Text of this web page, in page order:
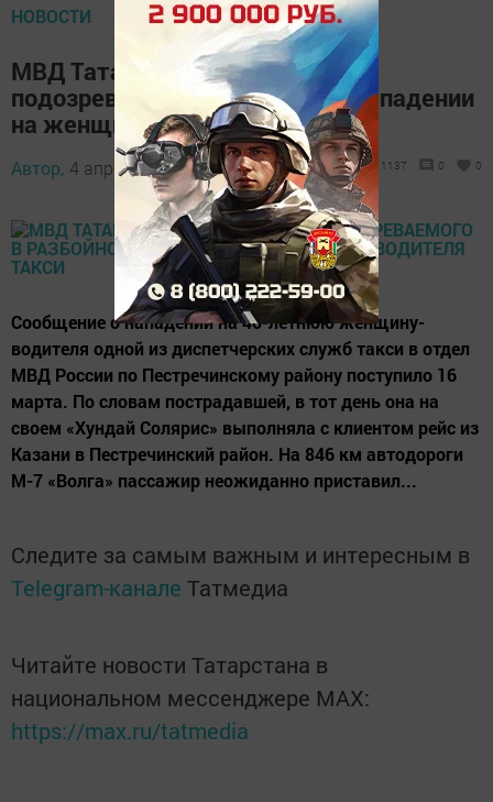
НОВОСТИ
МВД Татарстана разыскивает
подозреваемого в разбойном нападении
на женщину-водителя такси
Автор, 4 апреля 2016 - 07:41 1137 0 0
Сообщение о нападении на 40-летнюю женщину-
водителя одной из диспетчерских служб такси в отдел
МВД России по Пестречинскому району поступило 16
марта. По словам пострадавшей, в тот день она на
своем «Хундай Солярис» выполняла с клиентом рейс из
Казани в Пестречинский район. На 846 км автодороги
М-7 «Волга» пассажир неожиданно приставил...
Следите за самым важным и интересным в
Telegram-канале Татмедиа
Читайте новости Татарстана в
национальном мессенджере MАХ:
https://max.ru/tatmedia